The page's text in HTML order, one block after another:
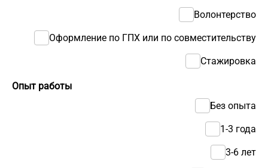
Волонтерство
Оформление по ГПХ или по совместительству
Стажировка
Опыт работы
Без опыта
1-3 года
3-6 лет